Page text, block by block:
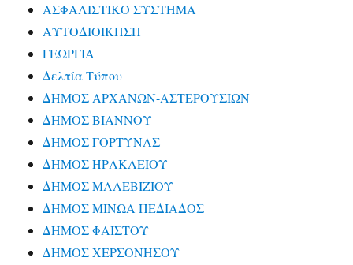
ΑΣΦΑΛΙΣΤΙΚΟ ΣΥΣΤΗΜΑ
ΑΥΤΟΔΙΟΙΚΗΣΗ
ΓΕΩΡΓΙΑ
Δελτία Τύπου
ΔΗΜΟΣ ΑΡΧΑΝΩΝ-ΑΣΤΕΡΟΥΣΙΩΝ
ΔΗΜΟΣ ΒΙΑΝΝΟΥ
ΔΗΜΟΣ ΓΟΡΤΥΝΑΣ
ΔΗΜΟΣ ΗΡΑΚΛΕΙΟΥ
ΔΗΜΟΣ ΜΑΛΕΒΙΖΙΟΥ
ΔΗΜΟΣ ΜΙΝΩΑ ΠΕΔΙΑΔΟΣ
ΔΗΜΟΣ ΦΑΙΣΤΟΥ
ΔΗΜΟΣ ΧΕΡΣΟΝΗΣΟΥ